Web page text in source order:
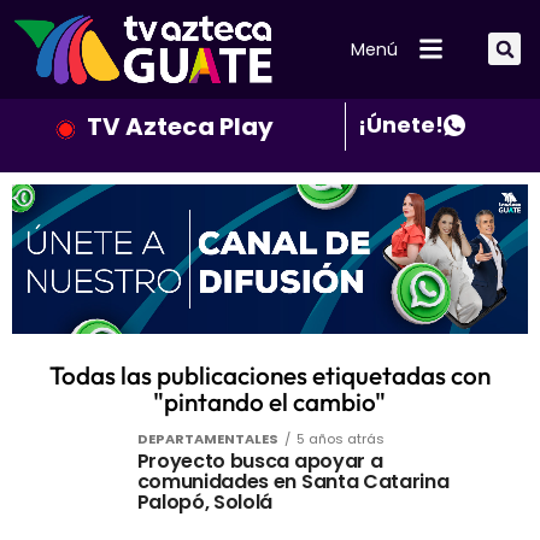
Menú
TV Azteca Play ¡Únete!
Todas las publicaciones etiquetadas con
"pintando el cambio"
DEPARTAMENTALES 5 años atrás
Proyecto busca apoyar a
comunidades en Santa Catarina
Palopó, Sololá